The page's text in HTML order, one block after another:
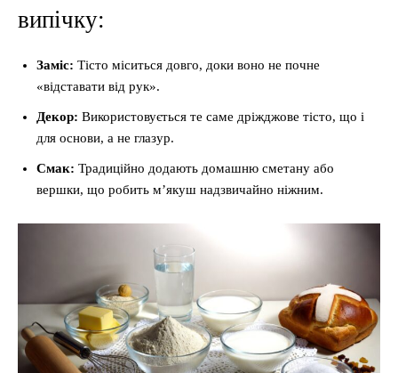
випічку:
Заміс: Тісто міситься довго, доки воно не почне
«відставати від рук».
Декор: Використовується те саме дріжджове тісто, що і
для основи, а не глазур.
Смак: Традиційно додають домашню сметану або
вершки, що робить м’якуш надзвичайно ніжним.